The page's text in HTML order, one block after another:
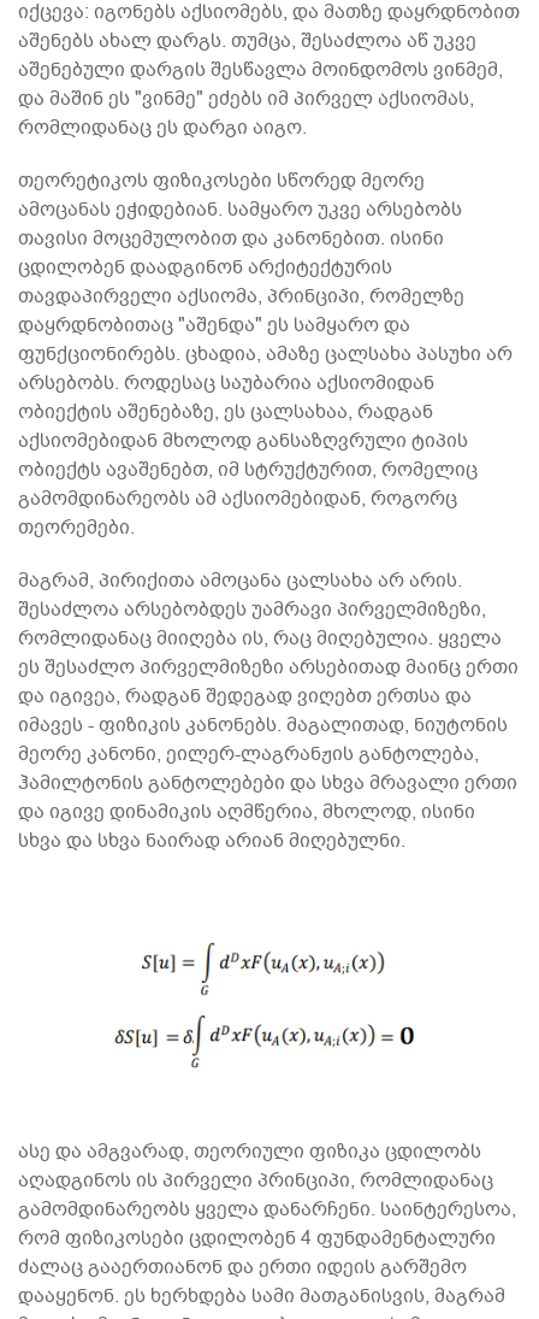
იქცევა: იგონებს აქსიომებს, და მათზე დაყრდნობით
აშენებს ახალ დარგს. თუმცა, შესაძლოა აწ უკვე
აშენებული დარგის შესწავლა მოინდომოს ვინმემ,
და მაშინ ეს "ვინმე" ეძებს იმ პირველ აქსიომას,
რომლიდანაც ეს დარგი აიგო.
თეორეტიკოს ფიზიკოსები სწორედ მეორე
ამოცანას ეჭიდებიან. სამყარო უკვე არსებობს
თავისი მოცემულობით და კანონებით. ისინი
ცდილობენ დაადგინონ არქიტექტურის
თავდაპირველი აქსიომა, პრინციპი, რომელზე
დაყრდნობითაც "აშენდა" ეს სამყარო და
ფუნქციონირებს. ცხადია, ამაზე ცალსახა პასუხი არ
არსებობს. როდესაც საუბარია აქსიომიდან
ობიექტის აშენებაზე, ეს ცალსახაა, რადგან
აქსიომებიდან მხოლოდ განსაზღვრული ტიპის
ობიექტს ავაშენებთ, იმ სტრუქტურით, რომელიც
გამომდინარეობს ამ აქსიომებიდან, როგორც
თეორემები.
მაგრამ, პირიქითა ამოცანა ცალსახა არ არის.
შესაძლოა არსებობდეს უამრავი პირველმიზეზი,
რომლიდანაც მიიღება ის, რაც მიღებულია. ყველა
ეს შესაძლო პირველმიზეზი არსებითად მაინც ერთი
და იგივეა, რადგან შედეგად ვიღებთ ერთსა და
იმავეს - ფიზიკის კანონებს. მაგალითად, ნიუტონის
მეორე კანონი, ეილერ-ლაგრანჟის განტოლება,
ჰამილტონის განტოლებები და სხვა მრავალი ერთი
და იგივე დინამიკის აღმწერია, მხოლოდ, ისინი
სხვა და სხვა ნაირად არიან მიღებულნი.
ასე და ამგვარად, თეორიული ფიზიკა ცდილობს
აღადგინოს ის პირველი პრინციპი, რომლიდანაც
გამომდინარეობს ყველა დანარჩენი. საინტერესოა,
რომ ფიზიკოსები ცდილობენ 4 ფუნდამენტალური
ძალაც გააერთიანონ და ერთი იდეის გარშემო
დააყენონ. ეს ხერხდება სამი მათგანისვის, მაგრამ